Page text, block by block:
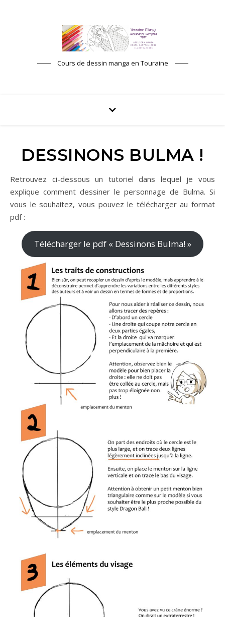
Cours de dessin manga en Touraine
DESSINONS BULMA !
Retrouvez ci-dessous un tutoriel dans lequel je vous
explique comment dessiner le personnage de Bulma. Si
vous le souhaitez, vous pouvez le télécharger au format
pdf :
Télécharger le pdf « Dessinons Bulma! »